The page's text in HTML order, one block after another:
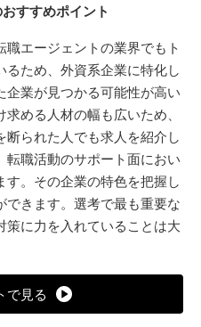
すすめポイント
エージェントの業界でもト
ため、外資系企業に特化し
業が見つかる可能性が高い
める人材の幅も広いため、
られた人でも求人を紹介し
職活動のサポート面におい
。その企業の特色を把握し
きます。選考で最も重要な
に力を入れていることは大
で見る